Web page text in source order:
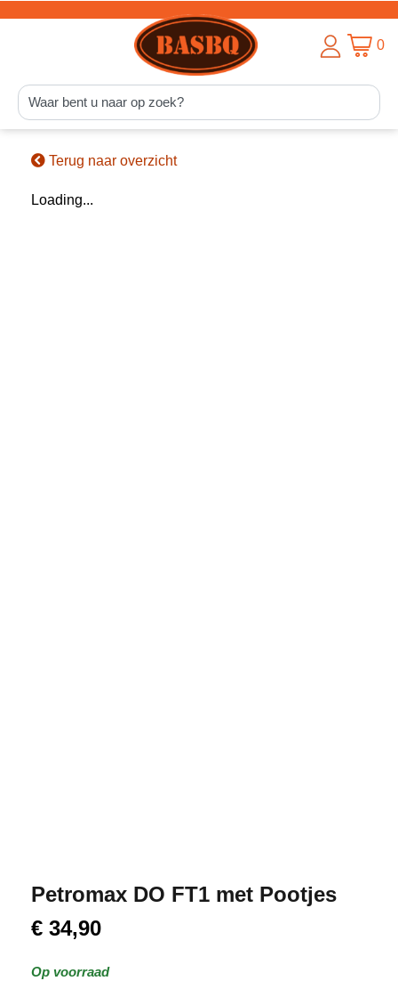
0
Terug naar overzicht
Loading...
Petromax DO FT1 met Pootjes
€ 34,90
Op voorraad